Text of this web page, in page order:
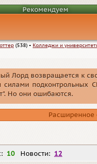
Рекомендуем
(538) ▪ Колледжи и
Лорд возвращается к
силами подконтрольных
Но они ошибаются.
Расширенное
10 Новости: 12